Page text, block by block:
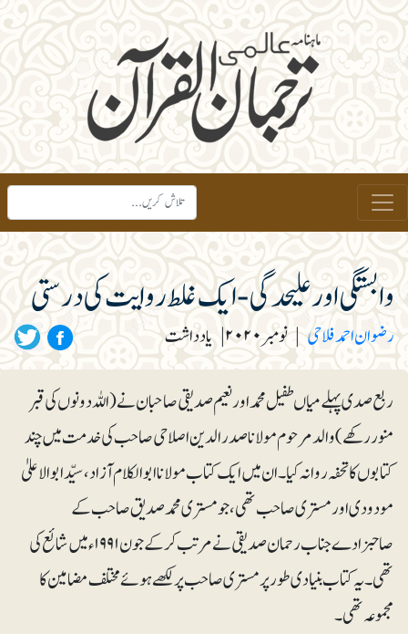
وابستگی اور علیحدگی - ایک غلط روایت کی درستی
رضوان احمد فلاحی | نومبر۲۰۲۰ | یادداشت
ربع صدی پہلے میاں طفیل محمد اور نعیم صدیقی صاحبان نے (اللہ دونوں کی قبر
منوررکھے) والد مرحوم مولانا صدر الدین اصلاحی صاحب کی خدمت میں چند
کتابوں کا تحفہ روانہ کیا۔ ان میں ایک کتاب مولانا ابوالکلام آزاد، سیّدابوالاعلیٰ
مودودی اور مستری صاحب تھی، جو مستری محمد صدیق صاحب کے
صاحبزادے جناب رحمان صدیقی نے مرتب کرکے جون۱۹۹۱ء میں شائع کی
تھی۔ یہ کتاب بنیادی طور پر مستری صاحب پر لکھے ہوئے مختلف مضامین کا
مجموعہ تھی۔